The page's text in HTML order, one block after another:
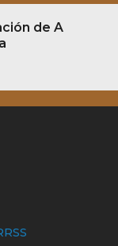
de A